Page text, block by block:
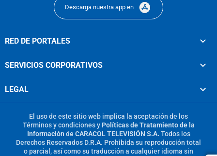
Descarga nuestra app en
RED DE PORTALES
SERVICIOS CORPORATIVOS
LEGAL
El uso de este sitio web implica la aceptación de los
Términos y condicionesy Políticas de Tratamiento de la
Información de CARACOL TELEVISIÓN S.A. Todos los
Derechos Reservados D.R.A. Prohibida su reproducción total
o parcial, así como su traducción a cualquier idioma sin